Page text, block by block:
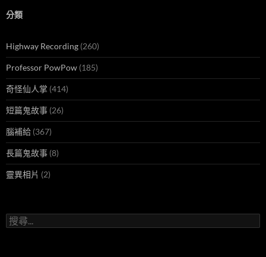
分類
Highway Recording (260)
Professor PowPow (185)
奇怪仙人掌 (414)
短篇鬼故事 (26)
腦補給 (367)
長篇鬼故事 (8)
靈異相片 (2)
搜
尋